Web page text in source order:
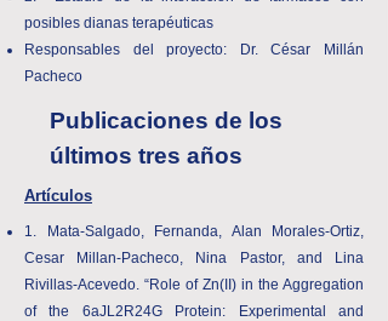
posibles dianas terapéuticas
Responsables del proyecto: Dr. César Millán
Pacheco
Publicaciones de los
últimos tres años
Artículos
1. Mata-Salgado, Fernanda, Alan Morales-Ortiz,
Cesar Millan-Pacheco, Nina Pastor, and Lina
Rivillas-Acevedo. “Role of Zn(II) in the Aggregation
of the 6aJL2R24G Protein: Experimental and